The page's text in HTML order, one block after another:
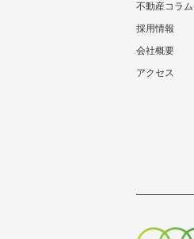
不動産コラム
採用情報
会社概要
アクセス